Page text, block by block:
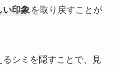
い印象を取り戻すことが
シミを隠すことで、見